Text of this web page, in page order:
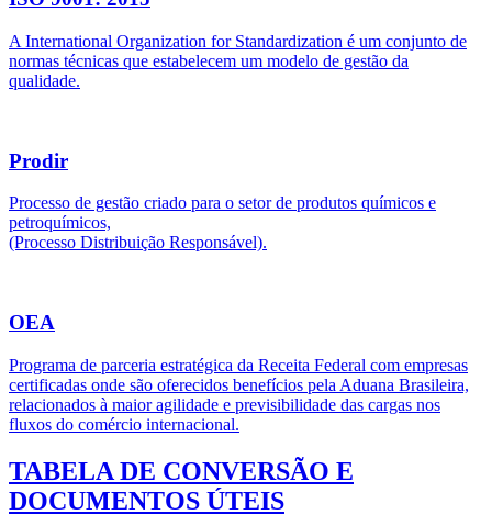
A International Organization for Standardization é um conjunto de
normas técnicas que estabelecem um modelo de gestão da
qualidade.
Prodir
Processo de gestão criado para o setor de produtos químicos e
petroquímicos,
(Processo Distribuição Responsável).
OEA
Programa de parceria estratégica da Receita Federal com empresas
certificadas onde são oferecidos benefícios pela Aduana Brasileira,
relacionados à maior agilidade e previsibilidade das cargas nos
fluxos do comércio internacional.
TABELA DE CONVERSÃO E
DOCUMENTOS ÚTEIS